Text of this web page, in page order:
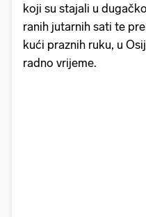
koji su stajali u
ranih jutarnih sati te
kući praznih ruku, u
radno vrijeme.